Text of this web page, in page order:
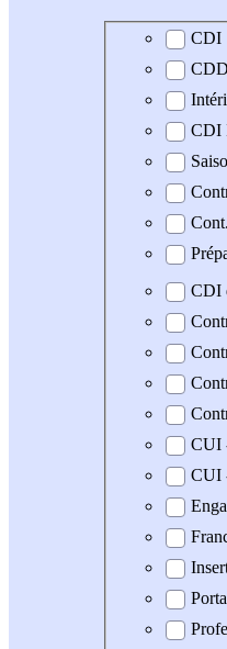
Type de contrat
CDI
CDD
CDI
CDI
CUI
CUI